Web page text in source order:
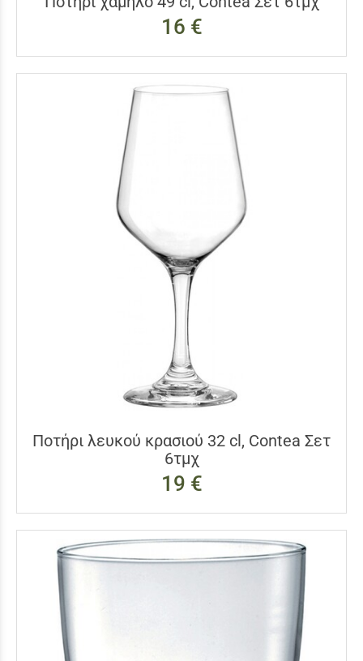
16 €
Ποτήρι λευκού κρασιού 32 cl, Contea Σετ
6τμχ
19 €